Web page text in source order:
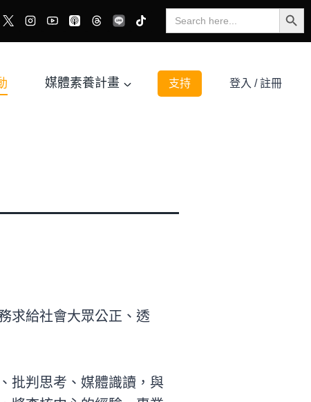
Search
for:
Search Button
媒體素養計畫 支持 登入 / 註冊
求給社會大眾公正、透
批判思考、媒體識讀，與